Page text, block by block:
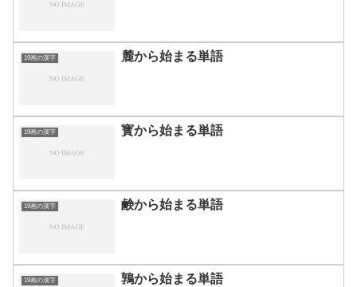
19画の漢字 麓から始まる単語
19画の漢字 寳から始まる単語
19画の漢字 鹸から始まる単語
19画の漢字 鶉から始まる単語